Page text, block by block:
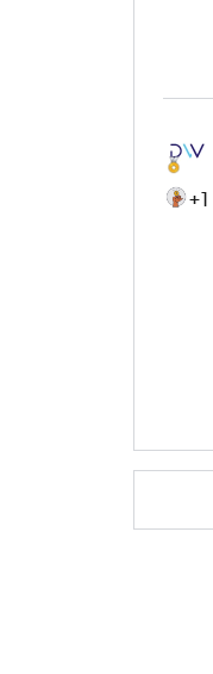
+1